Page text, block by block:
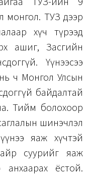
монгол. ТУЗ дээр
хүч түрээд
ашиг, Засгийн
Үүнээсээ
ч Монгол Улсын
байдалтай
Тийм болохоор
шинэчлэл
яаж хүчтэй
суурийг яаж
ёстой.